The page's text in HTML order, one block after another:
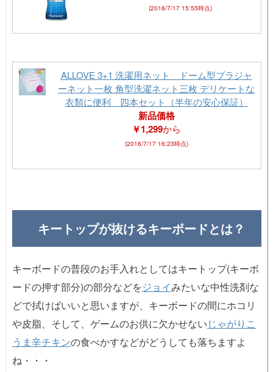
(2016/7/17 15:55時点)
ALLOVE 3+1 洗濯用ネット ドーム型ブラジャ
ーネット一枚 角型洗濯ネット三枚 デリケートな
衣類に便利 四本セット（半年の安心保証）
新品価格
￥1,299から
(2016/7/17 16:23時点)
キートップが抜けるキーボードとは？
キーボードの普段のお手入れとしてはキートップ(キーボ
ードの押す部分)の部分などをジョイみたいな中性洗剤な
どで拭けばいいと思いますが、キーボードの間にホコリ
や皮脂、そして、ゲームのお供に欠かせないじゃがりこ
うま辛チキンの食べかすなどがどうしても落ちますよ
ね・・・